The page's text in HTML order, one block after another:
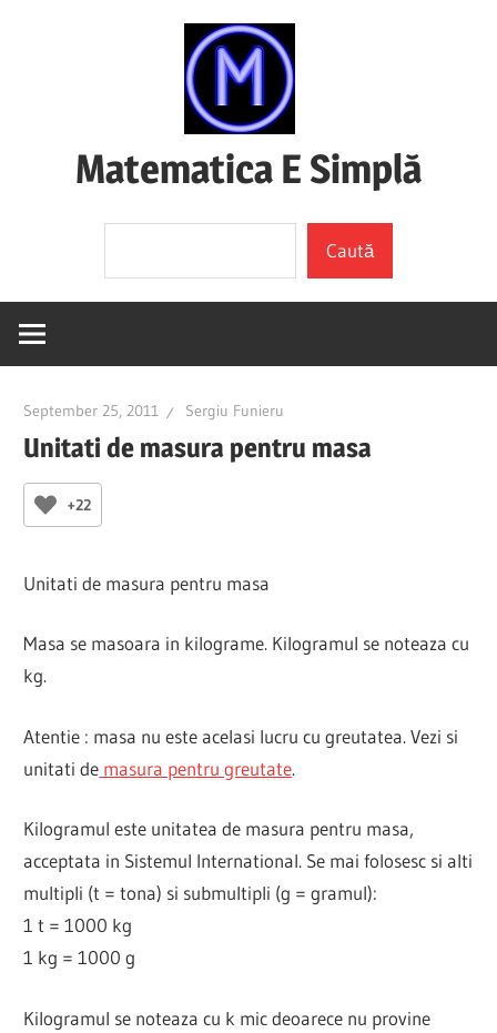
Matematica E Simplă
înțelegi)
Caută
September 25, 2011 Sergiu Funieru
Unitati de masura pentru masa
+22
Unitati de masura pentru masa
Masa se masoara in kilograme. Kilogramul se noteaza cu
kg.
Atentie : masa nu este acelasi lucru cu greutatea. Vezi si
unitati de masura pentru greutate.
Kilogramul este unitatea de masura pentru masa,
acceptata in Sistemul International. Se mai folosesc si alti
multipli (t = tona) si submultipli (g = gramul):
1 t = 1000 kg
1 kg = 1000 g
Kilogramul se noteaza cu k mic deoarece nu provine